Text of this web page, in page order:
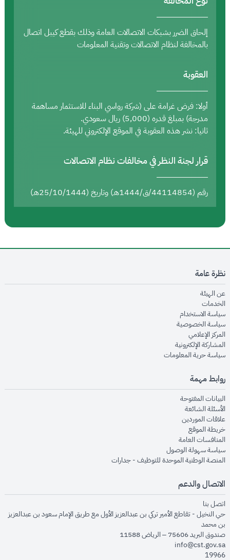
إلحاق الضرر بشبكات الاتصالات العامة وذلك بقطع كيبل اتصال
بالمخالفة لنظام الاتصالات وتقنية المعلومات
العقوبة
أولا: فرض غرامة على (شركة رواسي البناء للاستثمار مساهمة
مدرجة) بمبلغ قدره (5,000) ريال سعودي.
ثانيا: نشر هذه العقوبة في الموقع الإلكتروني للهيئة.
قرار لجنة النظر في مخالفات نظام الاتصالات
رقم (44114854/ق/1444هـ) وتاريخ (25/10/1444هـ)
نظرة عامة
عن الهيئةopens in new window
الخدماتopens in new window
سياسة الاستخدام
سياسة الخصوصيةopens in new window
المركز الإعلاميopens in new window
المشاركة الإلكترونيةopens in new window
سياسة حرية المعلوماتopens in new window
روابط مهمة
البيانات المفتوحةopens in new window
الأسئلة الشائعةopens in new window
علاقات الموردينopens in new window
خريطة الموقعopens in new window
المنافسات العامةopens in new window
سياسة سهولة الوصولopens in new window
المنصة الوطنية الموحدة للتوظيف - جداراتopens in new window
الاتصال والدعم
اتصل بنا
حي النخيل - تقاطع الأمير تركي بن عبدالعزيز الأول مع طريق الإمام سعود بن عبدالعزيز
بن محمد
صندوق البريد 75606 – الرياض 11588
info@cst.gov.sa
19966